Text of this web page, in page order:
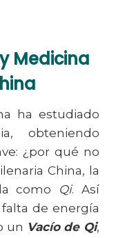
Medicina
ha estudiado
obteniendo
¿por qué no
China, la
como Qi. Así
de energía
un Vacío de Qi,